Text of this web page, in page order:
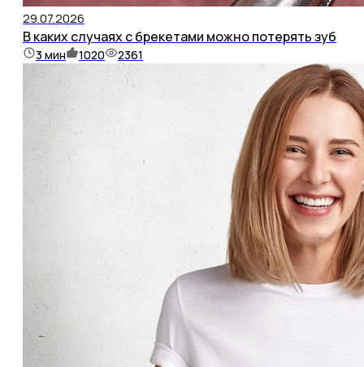
29.07.2026
В каких случаях с брекетами можно потерять зуб
3 мин 1020 2361